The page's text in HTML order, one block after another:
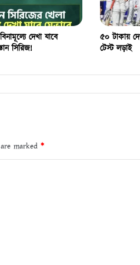
দেখা যাবে
সিরিজ!
৫০ টাকায়
টেস্ট লড়াই
marked *